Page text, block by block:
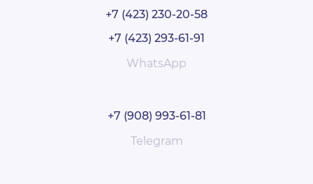
+7 (423) 230-20-58
+7 (423) 293-61-91
WhatsApp
+7 (908) 993-61-81
Telegram